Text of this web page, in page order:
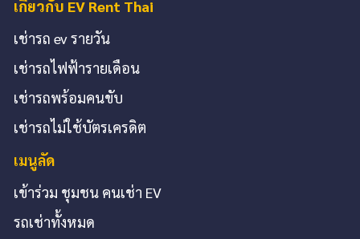
เกี่ยวกับ EV Rent Thai
เช่ารถ ev รายวัน
เช่ารถไฟฟ้ารายเดือน
เช่ารถพร้อมคนขับ
เช่ารถไม่ใช้บัตรเครดิต
เมนูลัด
เข้าร่วม ชุมชน คนเช่า EV
รถเช่าทั้งหมด